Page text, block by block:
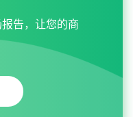
告，让您的商